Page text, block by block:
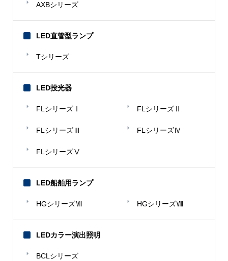
AXBシリーズ
LED直管型ランプ
Tシリーズ
LED投光器
FLシリーズⅠ FLシリーズⅡ
FLシリーズⅢ FLシリーズⅣ
FLシリーズⅤ
LED船舶用ランプ
HGシリーズⅦ HGシリーズⅧ
LEDカラー演出照明
BCLシリーズ